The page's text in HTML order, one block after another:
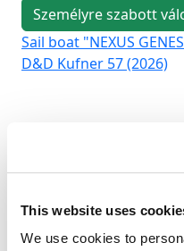
This website uses
We use cookies to
Személyre szabott
Sail boat "NEXUS
D&D Kufner 57 (2026)